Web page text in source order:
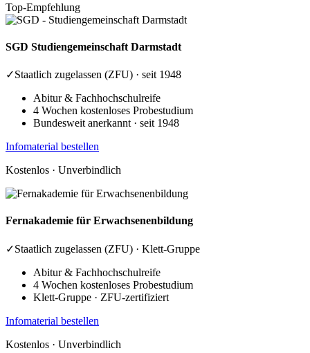
Top-Empfehlung
SGD Studiengemeinschaft Darmstadt
✓Staatlich zugelassen (ZFU) · seit 1948
Abitur & Fachhochschulreife
4 Wochen kostenloses Probestudium
Bundesweit anerkannt · seit 1948
Infomaterial bestellen
Kostenlos · Unverbindlich
Fernakademie für Erwachsenenbildung
✓Staatlich zugelassen (ZFU) · Klett-Gruppe
Abitur & Fachhochschulreife
4 Wochen kostenloses Probestudium
Klett-Gruppe · ZFU-zertifiziert
Infomaterial bestellen
Kostenlos · Unverbindlich